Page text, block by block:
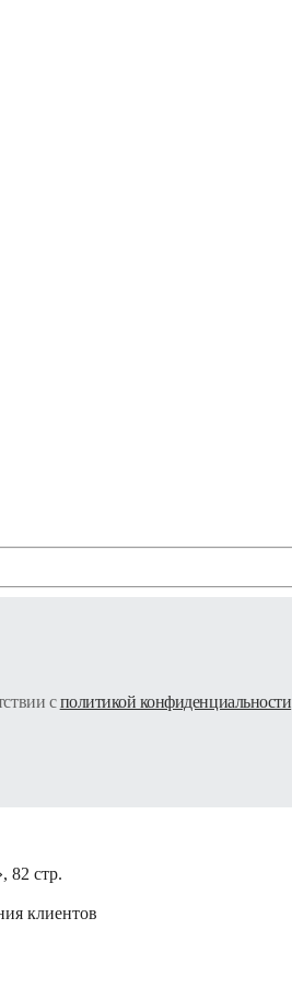
сполитикой конфиденциальности
82 стр.
клиентов